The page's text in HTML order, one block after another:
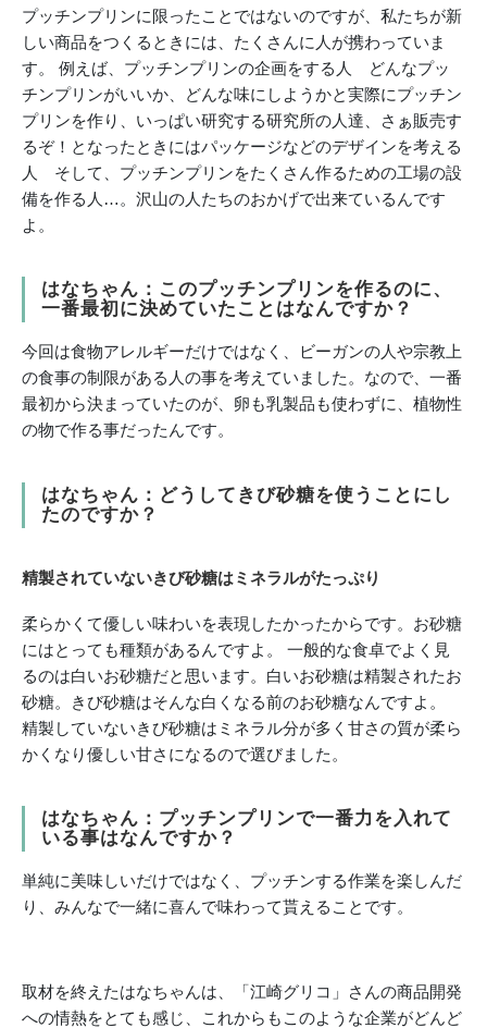
プッチンプリンに限ったことではないのですが、私たちが新
しい商品をつくるときには、たくさんに人が携わっていま
す。 例えば、プッチンプリンの企画をする人 どんなプッ
チンプリンがいいか、どんな味にしようかと実際にプッチン
プリンを作り、いっぱい研究する研究所の人達、さぁ販売す
るぞ！となったときにはパッケージなどのデザインを考える
人 そして、プッチンプリンをたくさん作るための工場の設
備を作る人…。 沢山の人たちのおかげで出来ているんです
よ 。
はなちゃん：このプッチンプリンを作るのに、
一番最初に決めていたことはなんですか？
今回は食物アレルギーだけではなく、ビーガンの人や宗教上
の食事の制限がある人の事を考えていました。なので、一番
最初から決まっていたのが、卵も乳製品も使わずに、植物性
の物で作る事だったんです。
はなちゃん：どうしてきび砂糖を使うことにし
たのですか？
精製されていないきび砂糖はミネラルがたっぷり
柔らかくて優しい味わいを表現したかったからです。お砂糖
にはとっても種類があるんですよ。 一般的な食卓でよく見
るのは白いお砂糖だと思います。白いお砂糖は精製されたお
砂糖。きび砂糖はそんな白くなる前のお砂糖なんですよ。
精製していないきび砂糖はミネラル分が多く甘さの質が柔ら
かくなり優しい甘さになるので選びました。
はなちゃん：プッチンプリンで一番力を入れて
いる事はなんですか？
単純に美味しいだけではなく、プッチンする作業を楽しんだ
り、みんなで一緒に喜んで味わって貰えることです。
取材を終えたはなちゃんは、「江崎グリコ」さんの商品開発
への情熱をとても感じ、これからもこのような企業がどんど